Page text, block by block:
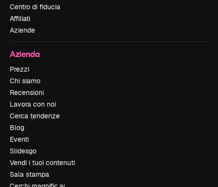
Centro di fiducia
Affiliati
Aziende
Azienda
Prezzi
Chi siamo
Recensioni
Lavora con noi
Cerca tendenze
Blog
Eventi
Slidesgo
Vendi i tuoi contenuti
Sala stampa